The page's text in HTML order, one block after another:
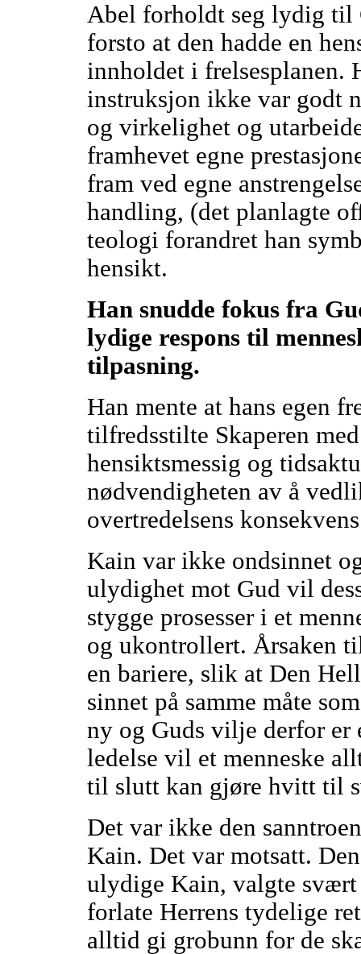
Abel forholdt seg lydig til
forsto at den hadde en
innholdet i frelsesplanen.
instruksjon ikke var godt
og virkelighet og
framhevet egne
fram ved egne
handling, (det planlagte
teologi forandret han
hensikt.
Han snudde fokus fra
lydige respons til
tilpasning.
Han mente at hans egen
tilfredsstilte Skaperen
hensiktsmessig og
nødvendigheten av å
overtredelsens
Kain var ikke ondsinnet
ulydighet mot Gud vil
stygge prosesser i et
og ukontrollert. Årsaken
en bariere, slik at Den
sinnet på samme måte
ny og Guds vilje derfor er
ledelse vil et menneske
til slutt kan gjøre hvitt til
Det var ikke den
Kain. Det var motsatt.
ulydige Kain, valgte
forlate Herrens tydelige
alltid gi grobunn for de